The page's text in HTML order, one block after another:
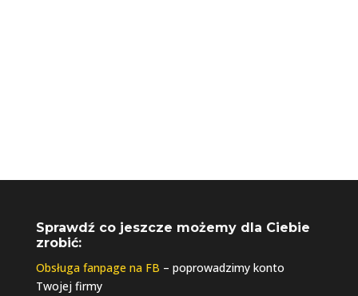
Sprawdź co jeszcze możemy dla Ciebie
zrobić:
Obsługa fanpage na FB – poprowadzimy konto
Twojej firmy